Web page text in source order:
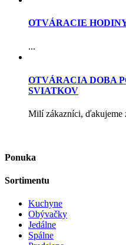
OTVÁRACIE
...
OTVÁRACIA DOBA
SVIATKOV
Milí zákazníci, ďakujeme
Ponuka
Sortimentu
Kuchyne
Obývačky
Jedálne
Spálne